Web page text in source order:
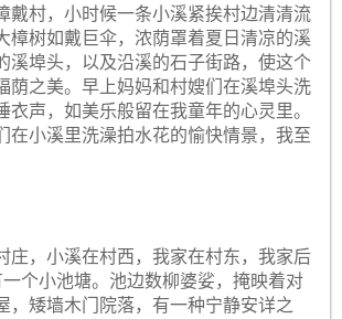
戴村，小时候一条小溪紧挨村边清清流
樟树如戴巨伞，浓荫罩着夏日清凉的溪
溪埠头，以及沿溪的石子街路，使这个
荫之美。早上妈妈和村嫂们在溪埠头洗
衣声，如美乐般留在我童年的心灵里。
在小溪里洗澡拍水花的愉快情景，我至
庄，小溪在村西，我家在村东，我家后
个小池塘。池边数柳婆娑，掩映着对
，矮墙木门院落，有一种宁静安详之